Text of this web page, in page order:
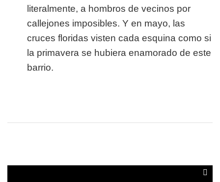
literalmente, a hombros de vecinos por
callejones imposibles. Y en mayo, las
cruces floridas visten cada esquina como si
la primavera se hubiera enamorado de este
barrio.